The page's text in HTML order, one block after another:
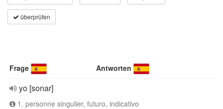
überprüfen
Frage Antworten
yo [sonar]
1. personne singulier, futuro, indicativo